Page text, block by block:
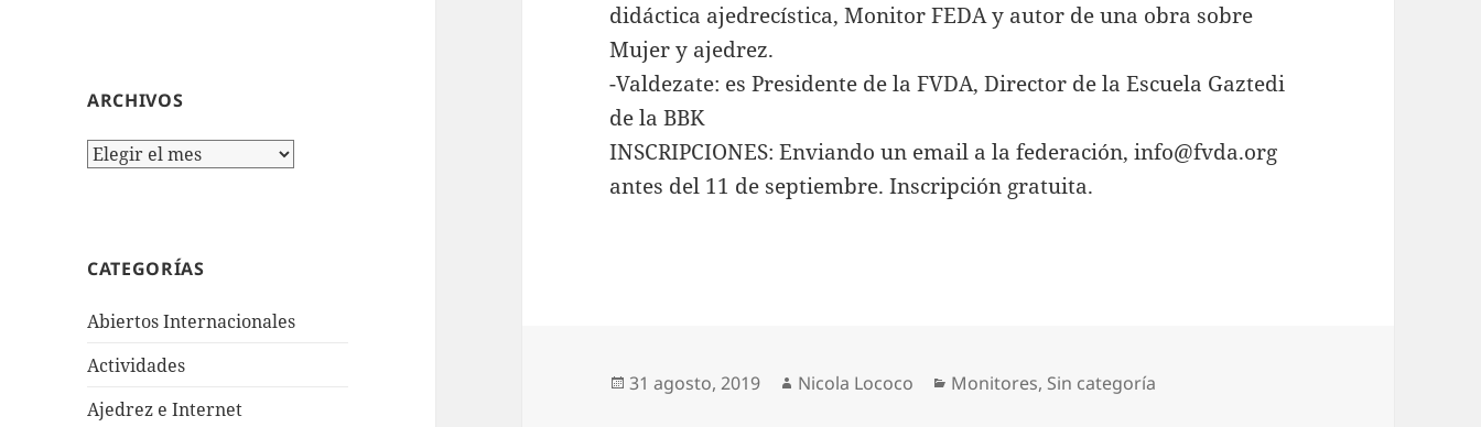
ARCHIVOS
Archivos
CATEGORÍAS
Abiertos Internacionales
Actividades
Ajedrez e Internet
didáctica ajedrecística, Monitor FEDA y autor de una obra sobre
Mujer y ajedrez.
-Valdezate: es Presidente de la FVDA, Director de la Escuela Gaztedi
de la BBK
INSCRIPCIONES: Enviando un email a la federación, info@fvda.org
antes del 11 de septiembre. Inscripción gratuita.
Publicado
31 agosto, 2019 Autor
Nicola Lococo Categorías
Monitores, Sin categoría